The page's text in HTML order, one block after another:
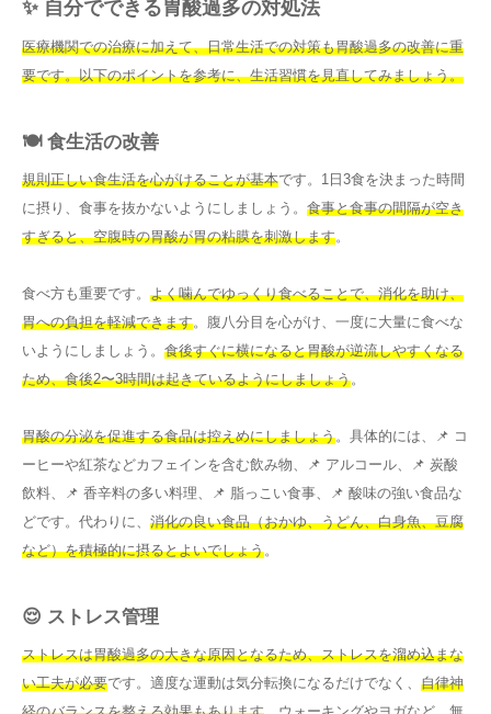
✨ 自分でできる胃酸過多の対処法
医療機関での治療に加えて、日常生活での対策も胃酸過多の改善に重
要です。以下のポイントを参考に、生活習慣を見直してみましょう。
🍽️ 食生活の改善
規則正しい食生活を心がけることが基本です。1日3食を決まった時間
に摂り、食事を抜かないようにしましょう。 食事と食事の間隔が空き
すぎると、空腹時の胃酸が胃の粘膜を刺激します。
食べ方も重要です。 よく噛んでゆっくり食べることで、消化を助け、
胃への負担を軽減できます。腹八分目を心がけ、一度に大量に食べな
いようにしましょう。 食後すぐに横になると胃酸が逆流しやすくなる
ため、食後2〜3時間は起きているようにしましょう。
胃酸の分泌を促進する食品は控えめにしましょう。具体的には、📌 コ
ーヒーや紅茶などカフェインを含む飲み物、📌 アルコール、📌 炭酸
飲料、📌 香辛料の多い料理、📌 脂っこい食事、📌 酸味の強い食品な
どです。代わりに、 消化の良い食品（おかゆ、うどん、白身魚、豆腐
など）を積極的に摂るとよいでしょう。
😌 ストレス管理
ストレスは胃酸過多の大きな原因となるため、ストレスを溜め込まな
い工夫が必要です。適度な運動は気分転換になるだけでなく、 自律神